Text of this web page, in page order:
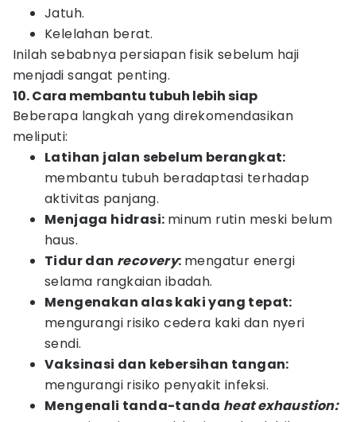
Jatuh.
Kelelahan berat.
Inilah sebabnya persiapan fisik sebelum haji
menjadi sangat penting.
10. Cara membantu tubuh lebih siap
Beberapa langkah yang direkomendasikan
meliputi:
Latihan jalan sebelum berangkat:
membantu tubuh beradaptasi terhadap
aktivitas panjang.
Menjaga hidrasi: minum rutin meski belum
haus.
Tidur dan recovery: mengatur energi
selama rangkaian ibadah.
Mengenakan alas kaki yang tepat:
mengurangi risiko cedera kaki dan nyeri
sendi.
Vaksinasi dan kebersihan tangan:
mengurangi risiko penyakit infeksi.
Mengenali tanda-tanda heat exhaustion: